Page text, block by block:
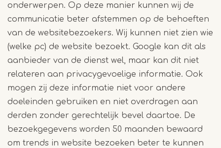
onderwerpen. Op deze manier kunnen wij de
communicatie beter afstemmen op de behoeften
van de websitebezoekers. Wij kunnen niet zien wie
(welke pc) de website bezoekt. Google kan dit als
aanbieder van de dienst wel, maar kan dit niet
relateren aan privacygevoelige informatie. Ook
mogen zij deze informatie niet voor andere
doeleinden gebruiken en niet overdragen aan
derden zonder gerechtelijk bevel daartoe. De
bezoekgegevens worden 50 maanden bewaard
om trends in website bezoeken beter te kunnen